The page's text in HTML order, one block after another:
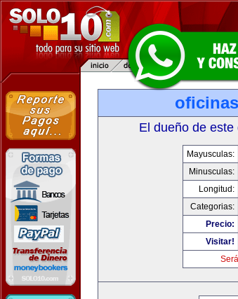
El dueño de
Mayusculas:
Minusculas:
Longitud:
Categorias:
Precio:
Visitar!